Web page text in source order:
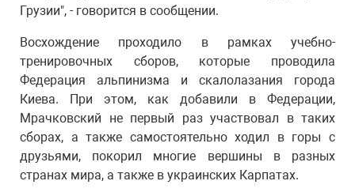
Грузии", - говорится в сообщении.
Восхождение проходило в рамках учебно-
тренировочных сборов, которые проводила
Федерация альпинизма и скалолазания города
Киева. При этом, как добавили в Федерации,
Мрачковский не первый раз участвовал в таких
сборах, а также самостоятельно ходил в горы с
друзьями, покорил многие вершины в разных
странах мира, а также в украинских Карпатах.